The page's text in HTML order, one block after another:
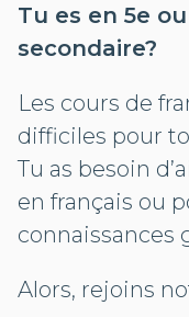
Tu es en 5e
secondaire?
Les cours de
difficiles pour
Tu as besoin
en français ou
connaissances
Alors, rejoins